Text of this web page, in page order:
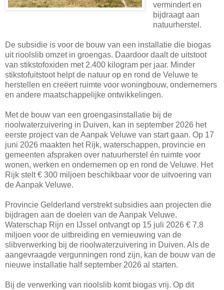
vermindert en
bijdraagt aan
natuurherstel.
De subsidie is voor de bouw van een installatie die biogas
uit rioolslib omzet in groengas. Daardoor daalt de uitstoot
van stikstofoxiden met 2.400 kilogram per jaar. Minder
stikstofuitstoot helpt de natuur op en rond de Veluwe te
herstellen en creëert ruimte voor woningbouw, ondernemers
en andere maatschappelijke ontwikkelingen.
Met de bouw van een groengasinstallatie bij de
rioolwaterzuivering in Duiven, kan in september 2026 het
eerste project van de Aanpak Veluwe van start gaan. Op 17
juni 2026 maakten het Rijk, waterschappen, provincie en
gemeenten afspraken over natuurherstel én ruimte voor
wonen, werken en ondernemen op en rond de Veluwe. Het
Rijk stelt € 300 miljoen beschikbaar voor de uitvoering van
de Aanpak Veluwe.
Provincie Gelderland verstrekt subsidies aan projecten die
bijdragen aan de doelen van de Aanpak Veluwe.
Waterschap Rijn en IJssel ontvangt op 15 juli 2026 € 7,8
miljoen voor de uitbreiding en vernieuwing van de
slibverwerking bij de rioolwaterzuivering in Duiven. Als de
aangevraagde vergunningen rond zijn, kan de bouw van de
nieuwe installatie half september 2026 al starten.
Bij de verwerking van rioolslib komt biogas vrij. Op dit